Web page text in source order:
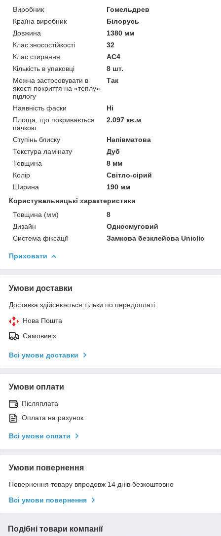
Виробник
Гомельдрев
Країна виробник
Білорусь
Довжина
1380 мм
Клас зносостійкості
32
Клас стирання
АС4
Кількість в упаковці
8 шт.
Можна застосовувати в
якості покриття на «теплу»
підлогу
Так
Наявність фаски
Ні
Площа, що покривається
пачкою
2.097 кв.м
Ступінь блиску
Напівматова
Текстура ламінату
Дуб
Товщина
8 мм
Колір
Світло-сірий
Ширина
190 мм
Користувальницькі характеристики
Товщина (мм)
8
Дизайн
Односмуговий
Система фіксації
Замкова безклейова Uniclic
Приховати
Умови доставки
Доставка здійснюється тільки по передоплаті.
Нова Пошта
Самовивіз
Всі умови доставки
Умови оплати
Післяплата
Оплата на рахунок
Всі умови оплати
Умови повернення
Повернення товару впродовж 14 днів безкоштовно
Всі умови повернення
Подібні товари компанії